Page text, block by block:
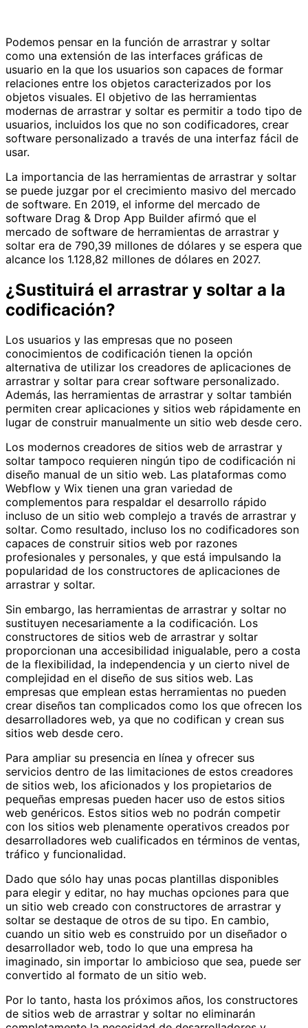
Podemos pensar en la función de arrastrar y soltar
como una extensión de las interfaces gráficas de
usuario en la que los usuarios son capaces de formar
relaciones entre los objetos caracterizados por los
objetos visuales. El objetivo de las herramientas
modernas de arrastrar y soltar es permitir a todo tipo de
usuarios, incluidos los que no son codificadores, crear
software personalizado a través de una interfaz fácil de
usar.
La importancia de las herramientas de arrastrar y soltar
se puede juzgar por el crecimiento masivo del mercado
de software. En 2019, el informe del mercado de
software Drag & Drop App Builder afirmó que el
mercado de software de herramientas de arrastrar y
soltar era de 790,39 millones de dólares y se espera que
alcance los 1.128,82 millones de dólares en 2027.
¿Sustituirá el arrastrar y soltar a la
codificación?
Los usuarios y las empresas que no poseen
conocimientos de codificación tienen la opción
alternativa de utilizar los creadores de aplicaciones de
arrastrar y soltar para crear software personalizado.
Además, las herramientas de arrastrar y soltar también
permiten crear aplicaciones y sitios web rápidamente en
lugar de construir manualmente un sitio web desde cero.
Los modernos creadores de sitios web de arrastrar y
soltar tampoco requieren ningún tipo de codificación ni
diseño manual de un sitio web. Las plataformas como
Webflow y Wix tienen una gran variedad de
complementos para respaldar el desarrollo rápido
incluso de un sitio web complejo a través de arrastrar y
soltar. Como resultado, incluso los no codificadores son
capaces de construir sitios web por razones
profesionales y personales, y que está impulsando la
popularidad de los constructores de aplicaciones de
arrastrar y soltar.
Sin embargo, las herramientas de arrastrar y soltar no
sustituyen necesariamente a la codificación. Los
constructores de sitios web de arrastrar y soltar
proporcionan una accesibilidad inigualable, pero a costa
de la flexibilidad, la independencia y un cierto nivel de
complejidad en el diseño de sus sitios web. Las
empresas que emplean estas herramientas no pueden
crear diseños tan complicados como los que ofrecen los
desarrolladores web, ya que no codifican y crean sus
sitios web desde cero.
Para ampliar su presencia en línea y ofrecer sus
servicios dentro de las limitaciones de estos creadores
de sitios web, los aficionados y los propietarios de
pequeñas empresas pueden hacer uso de estos sitios
web genéricos. Estos sitios web no podrán competir
con los sitios web plenamente operativos creados por
desarrolladores web cualificados en términos de ventas,
tráfico y funcionalidad.
Dado que sólo hay unas pocas plantillas disponibles
para elegir y editar, no hay muchas opciones para que
un sitio web creado con constructores de arrastrar y
soltar se destaque de otros de su tipo. En cambio,
cuando un sitio web es construido por un diseñador o
desarrollador web, todo lo que una empresa ha
imaginado, sin importar lo ambicioso que sea, puede ser
convertido al formato de un sitio web.
Por lo tanto, hasta los próximos años, los constructores
de sitios web de arrastrar y soltar no eliminarán